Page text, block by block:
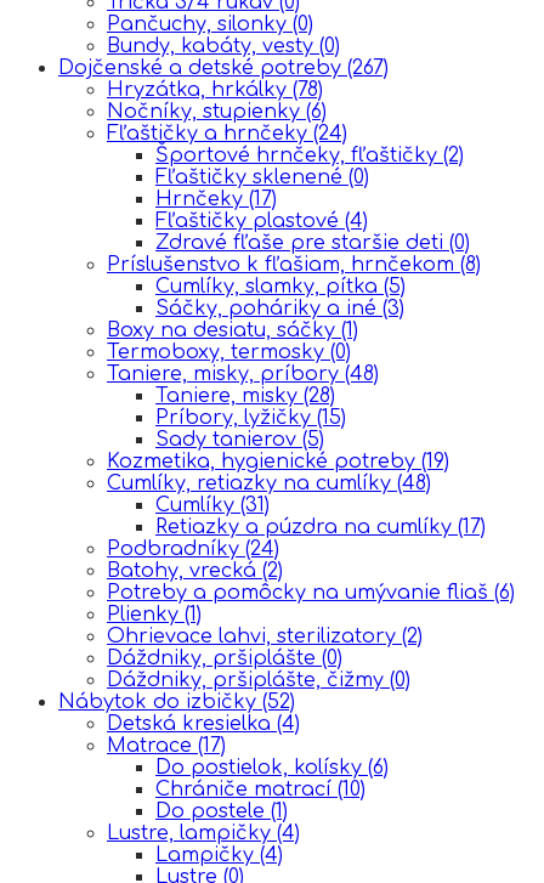
Pančuchy, silonky (0)
Bundy, kabáty, vesty (0)
Dojčenské a detské potreby (267)
Hryzátka, hrkálky (78)
Nočníky, stupienky (6)
Fľaštičky a hrnčeky (24)
Športové hrnčeky, fľaštičky (2)
Fľaštičky sklenené (0)
Hrnčeky (17)
Fľaštičky plastové (4)
Zdravé fľaše pre staršie deti (0)
Príslušenstvo k fľašiam, hrnčekom (8)
Cumlíky, slamky, pítka (5)
Sáčky, poháriky a iné (3)
Boxy na desiatu, sáčky (1)
Termoboxy, termosky (0)
Taniere, misky, príbory (48)
Taniere, misky (28)
Príbory, lyžičky (15)
Sady tanierov (5)
Kozmetika, hygienické potreby (19)
Cumlíky, retiazky na cumlíky (48)
Cumlíky (31)
Retiazky a púzdra na cumlíky (17)
Podbradníky (24)
Batohy, vrecká (2)
Potreby a pomôcky na umývanie fliaš (6)
Plienky (1)
Ohrievace lahvi, sterilizatory (2)
Dáždniky, pršiplášte (0)
Dáždniky, pršiplášte, čižmy (0)
Nábytok do izbičky (52)
Detská kresielka (4)
Matrace (17)
Do postielok, kolísky (6)
Chrániče matrací (10)
Do postele (1)
Lustre, lampičky (4)
Lampičky (4)
Lustre (0)